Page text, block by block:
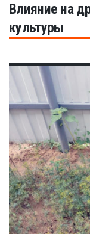
Влияние на
культуры